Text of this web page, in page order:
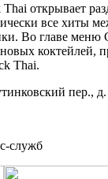
открывает
все хиты
Во главе
коктейлей,
Thai.
пер.,
служб